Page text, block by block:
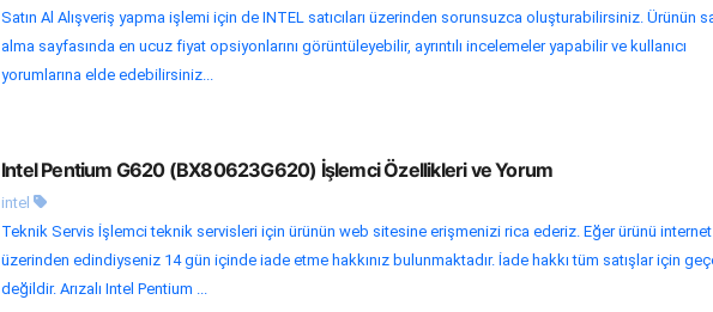
Satın Al Alışveriş yapma işlemi için de INTEL satıcıları üzerinden sorunsuzca oluşturabilirsiniz. Ürünün
alma sayfasında en ucuz fiyat opsiyonlarını görüntüleyebilir, ayrıntılı incelemeler yapabilir ve kullanıcı
yorumlarına elde edebilirsiniz...
Intel Pentium G620 (BX80623G620) İşlemci Özellikleri ve Yorum
intel
Teknik Servis İşlemci teknik servisleri için ürünün web sitesine erişmenizi rica ederiz. Eğer ürünü internet
üzerinden edindiyseniz 14 gün içinde iade etme hakkınız bulunmaktadır. İade hakkı tüm satışlar için
değildir. Arızalı Intel Pentium ...